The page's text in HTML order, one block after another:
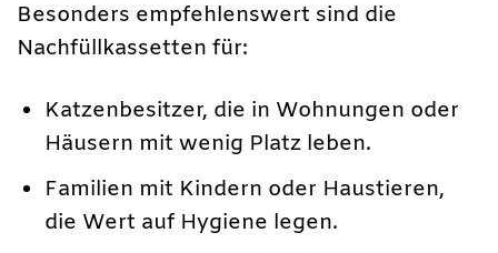
Besonders empfehlenswert sind die
Nachfüllkassetten für:
Katzenbesitzer, die in Wohnungen oder
Häusern mit wenig Platz leben.
Familien mit Kindern oder Haustieren,
die Wert auf Hygiene legen.